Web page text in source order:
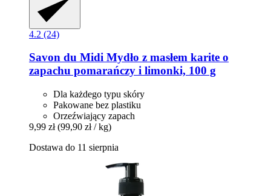
4.2 (24)
Savon du Midi Mydło z masłem karite o
zapachu pomarańczy i limonki, 100 g
Dla każdego typu skóry
Pakowane bez plastiku
Orzeźwiający zapach
9,99 zł (99,90 zł / kg)
Dostawa do 11 sierpnia